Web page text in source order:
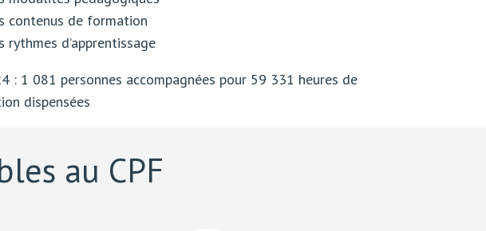
contenus de formation
rythmes d’apprentissage
: 1 081 personnes accompagnées pour 59 331 heures de
dispensées
au CPF